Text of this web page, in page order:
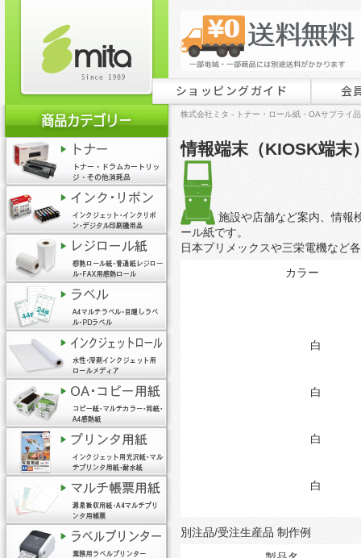
ショッピングガイド 会
株式会社ミタ - トナー・ロール紙・OAサプライ
情報端末（KIOSK端末
施設や店舗など案内、情報
ール紙です。
日本プリメックスや三栄電機など
カラー
白
白
白
白
別注品/受注生産品 制作例